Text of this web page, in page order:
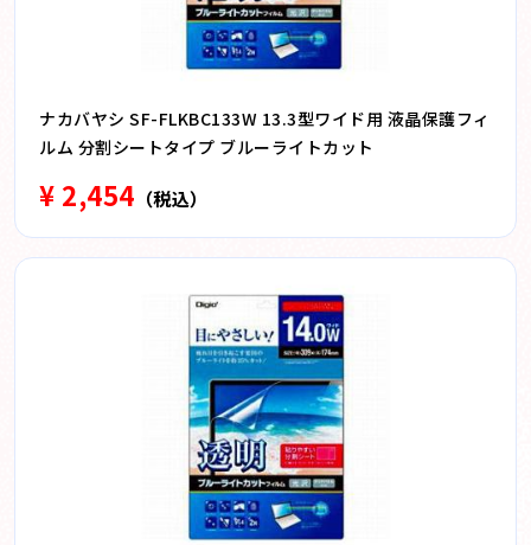
ナカバヤシ SF-FLKBC133W 13.3型ワイド用 液晶保護フィ
ルム 分割シートタイプ ブルーライトカット
¥ 2,454 （税込）